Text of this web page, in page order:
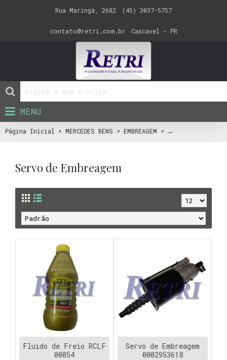
Rua Maringá, 2682 (45) 3037-5757
contato@retri.com.br Cascavel - PR
MENU
Página Inicial » MERCEDES BENS » EMBREAGEM » Servo de
Servo de Embreagem
Fluido de Freio RCLF
00054
Servo de Embreagem
0002953618